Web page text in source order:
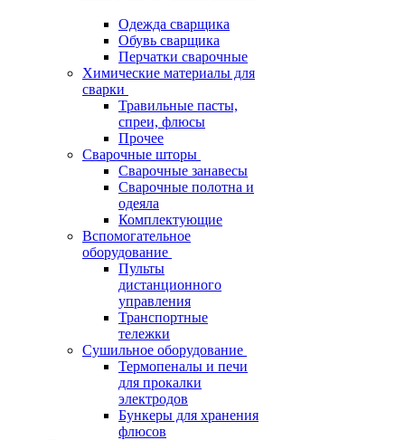
Одежда сварщика
Обувь сварщика
Перчатки сварочные
Химические материалы для
сварки
Травильные пасты,
спреи, флюсы
Прочее
Сварочные шторы
Сварочные занавесы
Сварочные полотна и
одеяла
Комплектующие
Вспомогательное
оборудование
Пульты
дистанционного
управления
Транспортные
тележки
Сушильное оборудование
Термопеналы и печи
для прокалки
электродов
Бункеры для хранения
флюсов